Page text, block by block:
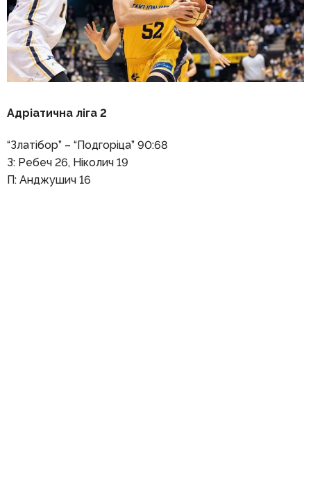
Адріатична ліга 2
“Златібор” – “Подгоріца” 90:68
З: Ребеч 26, Ніколич 19
П: Анджушич 16